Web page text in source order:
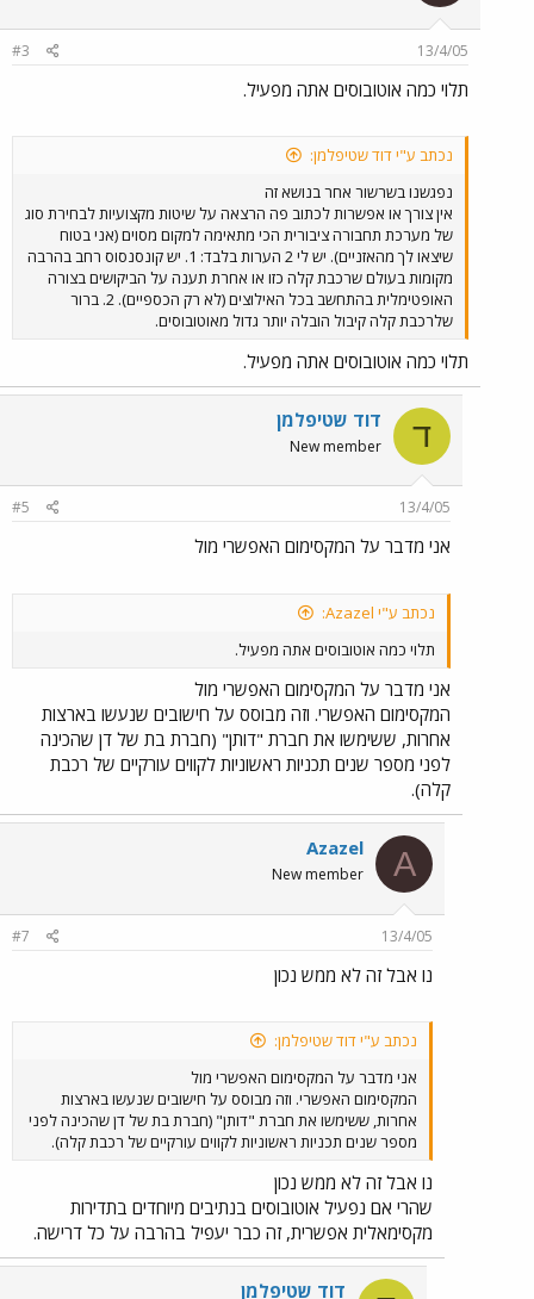
13/4/05
#3
תלוי כמה אוטובוסים אתה מפעיל.
נכתב ע"י דוד שטיפלמן:
נפגשנו בשרשור אחר בנושא זה
אין צורך או אפשרות לכתוב פה הרצאה על שיטות מקצועיות לבחירת סוג
של מערכת תחבורה ציבורית הכי מתאימה למקום מסוים (אני בטוח
שיצאו לך מהאזניים). יש לי 2 הערות בלבד: 1. יש קונסנסוס רחב בהרבה
מקומות בעולם שרכבת קלה כזו או אחרת תענה על הביקושים בצורה
האופטימלית בהתחשב בכל האילוצים (לא רק הכספיים). 2. ברור
שלרכבת קלה קיבול הובלה יותר גדול מאוטובוסים.
תלוי כמה אוטובוסים אתה מפעיל.
ד דוד שטיפלמן
New member
13/4/05
#5
אני מדבר על המקסימום האפשרי מול
נכתב ע"י Azazel:
תלוי כמה אוטובוסים אתה מפעיל.
אני מדבר על המקסימום האפשרי מול
המקסימום האפשרי. וזה מבוסס על חישובים שנעשו בארצות
אחרות, ששימשו את חברת "דותן" (חברת בת של דן שהכינה
לפני מספר שנים תכניות ראשוניות לקווים עורקיים של רכבת
קלה).
A
Azazel
New member
13/4/05
#7
נו אבל זה לא ממש נכון
נכתב ע"י דוד שטיפלמן:
אני מדבר על המקסימום האפשרי מול
המקסימום האפשרי. וזה מבוסס על חישובים שנעשו בארצות
אחרות, ששימשו את חברת "דותן" (חברת בת של דן שהכינה לפני
מספר שנים תכניות ראשוניות לקווים עורקיים של רכבת קלה).
נו אבל זה לא ממש נכון
שהרי אם נפעיל אוטובוסים בנתיבים מיוחדים בתדירות
מקסימאלית אפשרית, זה כבר יעפיל בהרבה על כל דרישה.
דוד שטיפלמן